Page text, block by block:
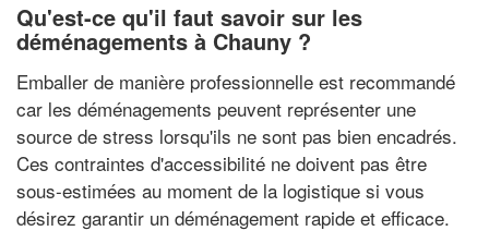
Qu'est-ce qu'il faut savoir sur les
déménagements à Chauny ?
Emballer de manière professionnelle est recommandé
car les déménagements peuvent représenter une
source de stress lorsqu'ils ne sont pas bien encadrés.
Ces contraintes d'accessibilité ne doivent pas être
sous-estimées au moment de la logistique si vous
désirez garantir un déménagement rapide et efficace.